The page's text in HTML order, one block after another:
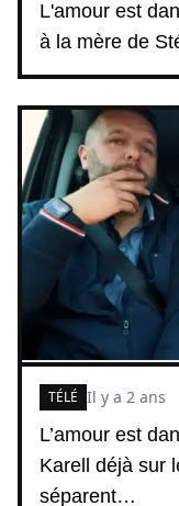
L'amour est
à la mère de
L’amour est
Karell déjà sur
séparent…
TÉLÉ Il y a 2 ans